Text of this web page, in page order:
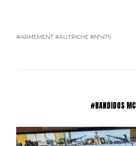
#ARMEMENT #AUTRICHE #N°475
#BANDIDOS MC